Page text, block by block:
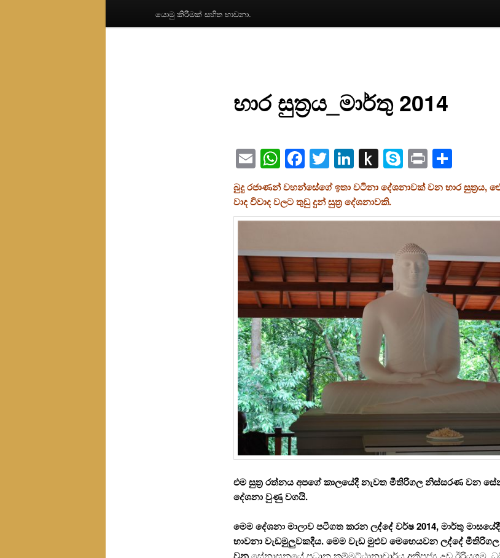
යොමු කිරීමක් සහිත භාවනා.
භාර සුත්‍රය_මාර්තු 2014
EmailWhatsApp
Facebook
Twitter
LinkedIn
Push
to
Kindle
Skype
PrintShare
බුදු රජාණන් වහන්සේගේ ඉතා වටිනා දේශනාවක් වන භාර
වාද විවාද වලට තුඩු දුන් සුත්‍ර දේශනාවකි.
එම සුත්‍ර රත්නය අපගේ කාලයේදී නැවත මීතිරිගල නිස්සරණ වන
දේශනා වුණු වගයි.
මෙම දේශනා මාලාව පටිගත කරන ලද්දේ වර්ෂ 2014, මාර්තු
භාවනා වැඩමුලුවකදීය. මෙම වැඩ මුළුව මෙහෙයවන ලද්දේ මීතිරිගල